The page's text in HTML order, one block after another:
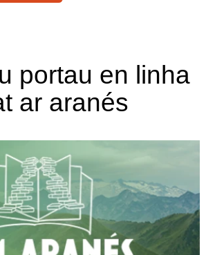
portau en linha
ar aranés